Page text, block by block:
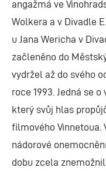
angažmá ve
Wolkera a v Divadle
u Jana Wericha v
začleněno do
vydržel až do svého
roce 1993. Jedná se
který svůj hlas
filmového Vinnetoua.
nádorové
dobu zcela